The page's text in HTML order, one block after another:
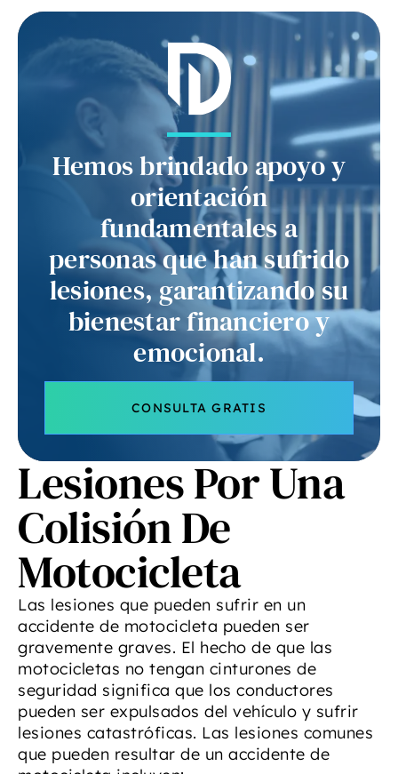
Hemos brindado apoyo y
orientación
fundamentales a
personas que han sufrido
lesiones, garantizando su
bienestar financiero y
emocional.
CONSULTA GRATIS
Lesiones Por Una
Colisión De
Motocicleta
Las lesiones que pueden sufrir en un
accidente de motocicleta pueden ser
gravemente graves. El hecho de que las
motocicletas no tengan cinturones de
seguridad significa que los conductores
pueden ser expulsados del vehículo y sufrir
lesiones catastróficas. Las lesiones comunes
que pueden resultar de un accidente de